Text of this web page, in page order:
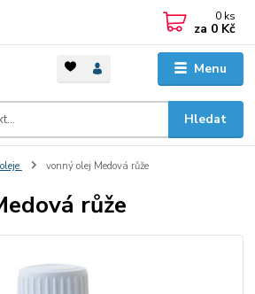
Menu
Hledat
0 ks
za 0 Kč
vonný olej Medová růže
růže